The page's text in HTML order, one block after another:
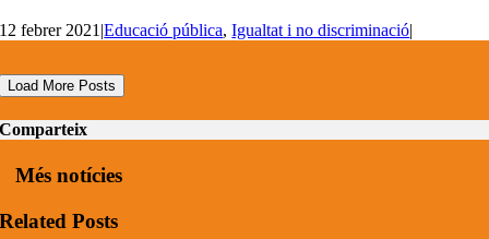
12 febrer 2021 |Educació pública,Igualtat i no discriminació|
Load More Posts
Comparteix
Més notícies
Related Posts